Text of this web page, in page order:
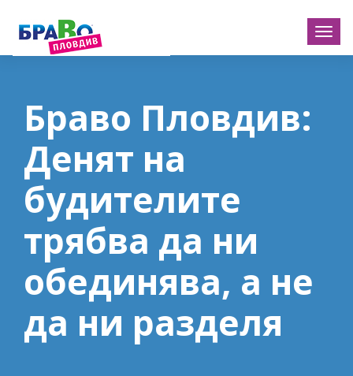
Браво Пловдив:
Денят на
будителите
трябва да ни
обединява, а не
да ни разделя